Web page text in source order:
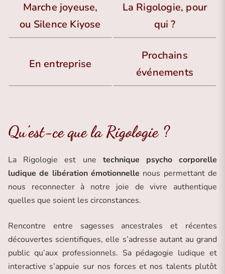
Marche joyeuse,
ou Silence Kiyose
La Rigologie, pour
qui ?
En entreprise
Prochains
événements
Qu’est-ce que la Rigologie ?
La Rigologie est une technique psycho corporelle
ludique de libération émotionnelle nous permettant de
nous reconnecter à notre joie de vivre authentique
quelles que soient les circonstances.
Rencontre entre sagesses ancestrales et récentes
découvertes scientifiques, elle s’adresse autant au grand
public qu’aux professionnels. Sa pédagogie ludique et
interactive s’appuie sur nos forces et nos talents plutôt